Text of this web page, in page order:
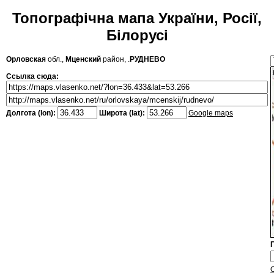
Топографічна мапа України, Росії,
Білорусі
Орловская обл., Мценский район, .РУДНЕВО
Ссылка сюда:
Долгота (lon): Широта (lat): Google maps